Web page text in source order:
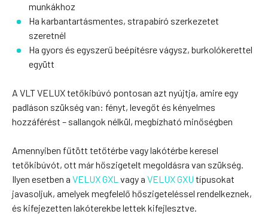
munkákhoz
Ha karbantartásmentes, strapabíró szerkezetet
szeretnél
Ha gyors és egyszerű beépítésre vágysz, burkolókerettel
együtt
A VLT VELUX tetőkibúvó pontosan azt nyújtja, amire egy
padláson szükség van: fényt, levegőt és kényelmes
hozzáférést – sallangok nélkül, megbízható minőségben
Amennyiben fűtött tetőtérbe vagy lakótérbe keresel
tetőkibúvót, ott már hőszigetelt megoldásra van szükség.
Ilyen esetben a VELUX GXL vagy a VELUX GXU típusokat
javasoljuk, amelyek megfelelő hőszigeteléssel rendelkeznek,
és kifejezetten lakóterekbe lettek kifejlesztve.